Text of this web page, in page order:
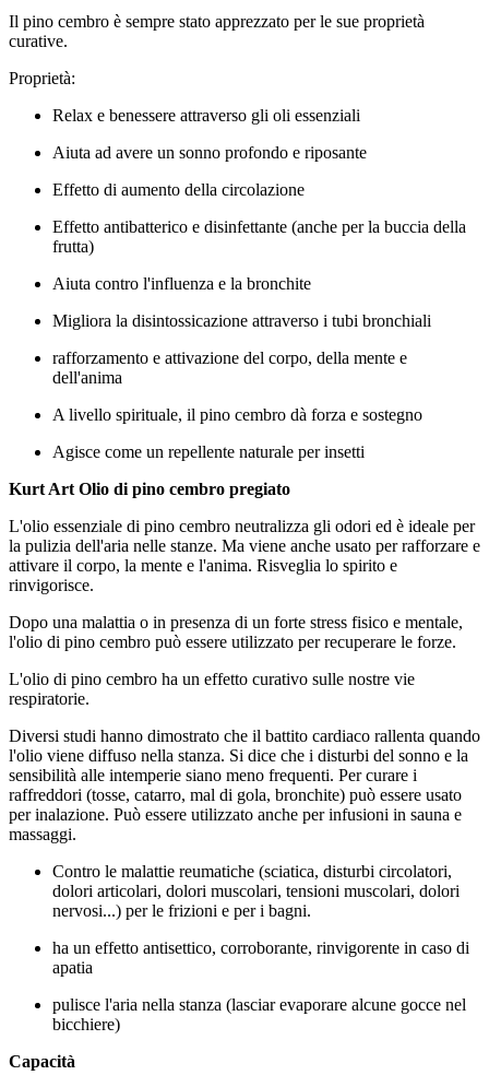
Il pino cembro è sempre stato apprezzato per le sue proprietà
curative.
Proprietà:
Relax e benessere attraverso gli oli essenziali
Aiuta ad avere un sonno profondo e riposante
Effetto di aumento della circolazione
Effetto antibatterico e disinfettante (anche per la buccia della
frutta)
Aiuta contro l'influenza e la bronchite
Migliora la disintossicazione attraverso i tubi bronchiali
rafforzamento e attivazione del corpo, della mente e
dell'anima
A livello spirituale, il pino cembro dà forza e sostegno
Agisce come un repellente naturale per insetti
Kurt Art Olio di pino cembro pregiato
L'olio essenziale di pino cembro neutralizza gli odori ed è ideale per
la pulizia dell'aria nelle stanze. Ma viene anche usato per rafforzare e
attivare il corpo, la mente e l'anima. Risveglia lo spirito e
rinvigorisce.
Dopo una malattia o in presenza di un forte stress fisico e mentale,
l'olio di pino cembro può essere utilizzato per recuperare le forze.
L'olio di pino cembro ha un effetto curativo sulle nostre vie
respiratorie.
Diversi studi hanno dimostrato che il battito cardiaco rallenta quando
l'olio viene diffuso nella stanza. Si dice che i disturbi del sonno e la
sensibilità alle intemperie siano meno frequenti. Per curare i
raffreddori (tosse, catarro, mal di gola, bronchite) può essere usato
per inalazione. Può essere utilizzato anche per infusioni in sauna e
massaggi.
Contro le malattie reumatiche (sciatica, disturbi circolatori,
dolori articolari, dolori muscolari, tensioni muscolari, dolori
nervosi...) per le frizioni e per i bagni.
ha un effetto antisettico, corroborante, rinvigorente in caso di
apatia
pulisce l'aria nella stanza (lasciar evaporare alcune gocce nel
bicchiere)
Capacità